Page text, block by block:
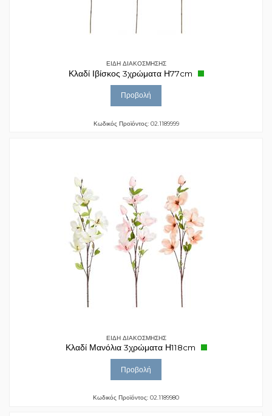
ΕΙΔΗ ΔΙΑΚΟΣΜΗΣΗΣ
Κλαδί Ιβίσκος 3χρώματα Η77cm
Προβολή
Κωδικός Προϊόντος: 02.1189999
ΕΙΔΗ ΔΙΑΚΟΣΜΗΣΗΣ
Κλαδί Μανόλια 3χρώματα Η118cm
Προβολή
Κωδικός Προϊόντος: 02.1189980